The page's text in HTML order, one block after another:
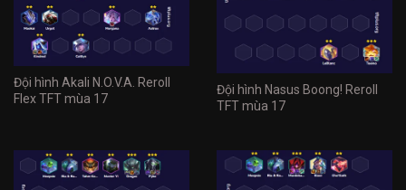
Đội hình Akali N.O.V.A. Reroll
Flex TFT mùa 17
Đội hình Nasus Boong! Reroll
TFT mùa 17